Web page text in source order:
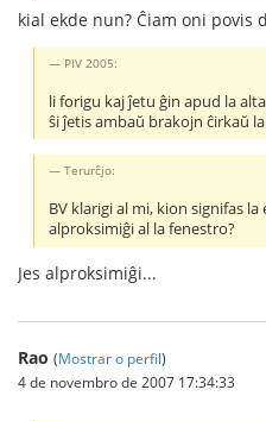
kial ekde nun? Ĉiam oni povis
PIV 2005:
li forigu kaj ĵetu ĝin apud la
ŝi ĵetis ambaŭ brakojn ĉirkaŭ
Terurĉjo:
BV klarigi al mi, kion signifas
alproksimiĝi al la fenestro?
Jes alproksimiĝi...
Rao (Mostrar o perfil)
4 de novembro de 2007 17:34:33